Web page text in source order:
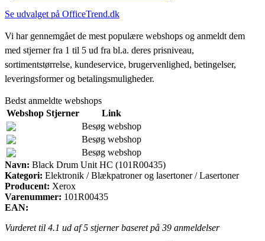
Se udvalget på OfficeTrend.dk
Vi har gennemgået de mest populære webshops og anmeldt dem
med stjerner fra 1 til 5 ud fra bl.a. deres prisniveau,
sortimentstørrelse, kundeservice, brugervenlighed, betingelser,
leveringsformer og betalingsmuligheder.
Bedst anmeldte webshops
Webshop Stjerner
Link
Besøg webshop
Besøg webshop
Besøg webshop
Navn: Black Drum Unit HC (101R00435)
Kategori: Elektronik / Blækpatroner og lasertoner / Lasertoner
Producent: Xerox
Varenummer: 101R00435
EAN:
Vurderet til 4.1 ud af 5 stjerner baseret på 39 anmeldelser